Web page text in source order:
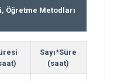
Öğretme Metodları
Sayı*Süre
(saat)